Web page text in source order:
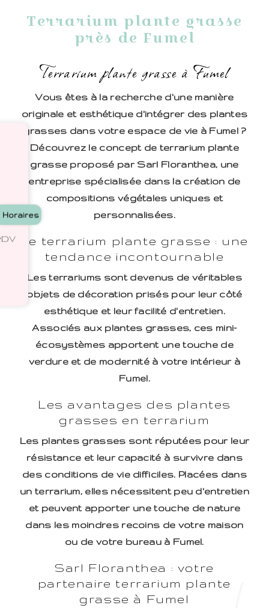
Terrarium plante grasse
près de Fumel
Terrarium plante grasse à Fumel
Vous êtes à la recherche d'une manière
originale et esthétique d'intégrer des plantes
grasses dans votre espace de vie à Fumel ?
Découvrez le concept de terrarium plante
grasse proposé par Sarl Floranthea, une
entreprise spécialisée dans la création de
compositions végétales uniques et
personnalisées.
Le terrarium plante grasse : une
tendance incontournable
Les terrariums sont devenus de véritables
objets de décoration prisés pour leur côté
esthétique et leur facilité d'entretien.
Associés aux plantes grasses, ces mini-
écosystèmes apportent une touche de
verdure et de modernité à votre intérieur à
Fumel.
Les avantages des plantes
grasses en terrarium
Les plantes grasses sont réputées pour leur
résistance et leur capacité à survivre dans
des conditions de vie difficiles. Placées dans
un terrarium, elles nécessitent peu d'entretien
et peuvent apporter une touche de nature
dans les moindres recoins de votre maison
ou de votre bureau à Fumel.
Sarl Floranthea : votre
partenaire terrarium plante
grasse à Fumel
Horaires